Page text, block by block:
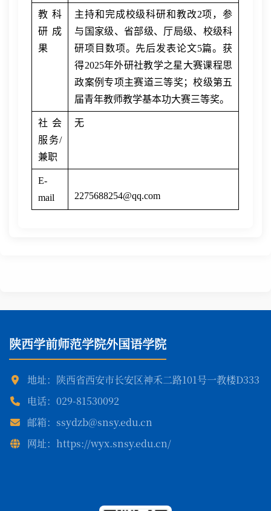
教科
研成
果
主持和完成校级科研和教改2项，参
与国家级、省部级、厅局级、校级科
研项目数项。先后发表论文5篇。获
得2025年外研社教学之星大赛课程思
政案例专项主赛道三等奖；校级第五
届青年教师教学基本功大赛三等奖。
社会
服务/
兼职
无
E-
mail
2275688254@qq.com
陕西学前师范学院外国语学院
地址：陕西省西安市长安区神禾二路101号一教楼D333
电话：029-81530092
邮箱：ssydzb@snsy.edu.cn
网址：https://wyx.snsy.edu.cn/